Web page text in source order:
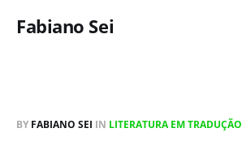
Fabiano Sei
BY FABIANO SEI IN LITERATURA EM TRADUÇÃO